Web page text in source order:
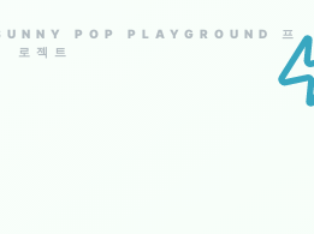
POP PLAYGROUND 프
로젝트